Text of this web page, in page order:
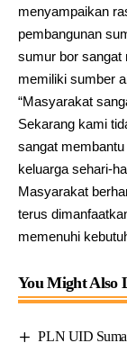
menyampaikan
pembangunan
sumur bor sangat
memiliki sumber
“Masyarakat
Sekarang kami
sangat
keluarga sehari-
Masyarakat
terus
memenuhi
You Might Also
PLN UID